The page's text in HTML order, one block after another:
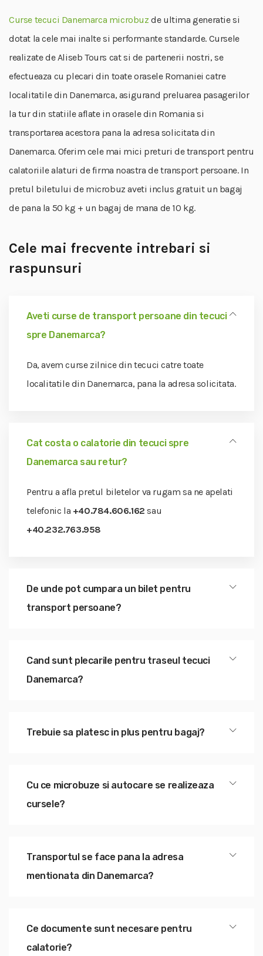
Curse tecuci Danemarca microbuz de ultima generatie si
dotat la cele mai inalte si performante standarde. Cursele
realizate de Aliseb Tours cat si de partenerii nostri, se
efectueaza cu plecari din toate orasele Romaniei catre
localitatile din Danemarca, asigurand preluarea pasagerilor
la tur din statiile aflate in orasele din Romania si
transportarea acestora pana la adresa solicitata din
Danemarca. Oferim cele mai mici preturi de transport pentru
calatoriile alaturi de firma noastra de transport persoane. In
pretul biletului de microbuz aveti inclus gratuit un bagaj
de pana la 50 kg + un bagaj de mana de 10 kg.
Cele mai frecvente intrebari si
raspunsuri
Aveti curse de transport persoane din tecuci
spre Danemarca?
Da, avem curse zilnice din tecuci catre toate
localitatile din Danemarca, pana la adresa solicitata.
Cat costa o calatorie din tecuci spre
Danemarca sau retur?
Pentru a afla pretul biletelor va rugam sa ne apelati
telefonic la +40.784.606.162 sau
+40.232.763.958
De unde pot cumpara un bilet pentru
transport persoane?
Cand sunt plecarile pentru traseul tecuci
Danemarca?
Trebuie sa platesc in plus pentru bagaj?
Cu ce microbuze si autocare se realizeaza
cursele?
Transportul se face pana la adresa
mentionata din Danemarca?
Ce documente sunt necesare pentru
calatorie?